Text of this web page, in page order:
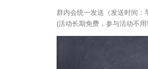
群内会统一发送（发送时间：
(活动长期免费，参与活动不